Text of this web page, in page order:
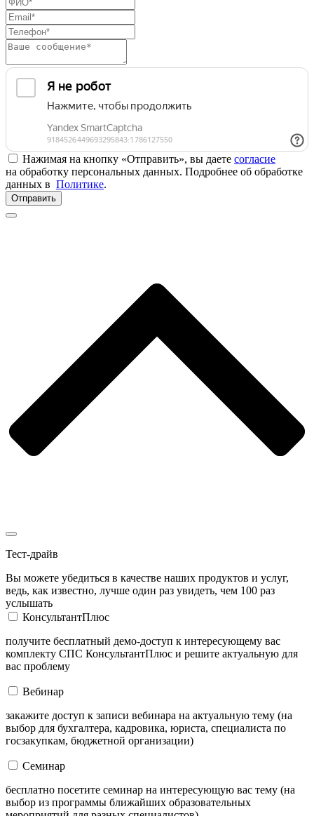
Нажимая на кнопку «Отправить», вы даете согласие
на обработку персональных данных. Подробнее об обработке
данных в Политике.
Отправить
Тест-драйв
Вы можете убедиться в качестве наших продуктов и услуг,
ведь, как известно, лучше один раз увидеть, чем 100 раз
услышать
КонсультантПлюс
получите бесплатный демо-доступ к интересующему вас
комплекту СПС КонсультантПлюс и решите актуальную для
вас проблему
Вебинар
закажите доступ к записи вебинара на актуальную тему (на
выбор для бухгалтера, кадровика, юриста, специалиста по
госзакупкам, бюджетной организации)
Семинар
бесплатно посетите семинар на интересующую вас тему (на
выбор из программы ближайших образовательных